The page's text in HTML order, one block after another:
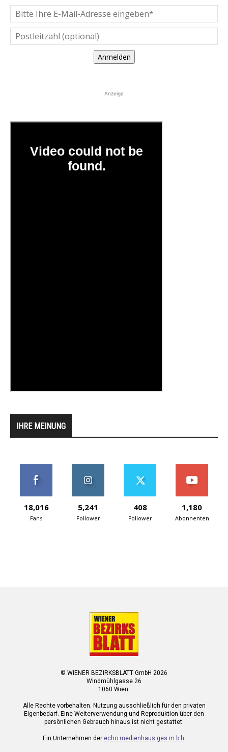
Anmelden
Anzeige
IHRE MEINUNG
18,016
Fans
5,241
Follower
408
Follower
1,180
Abonnenten
© WIENER BEZIRKSBLATT GmbH 2026
Windmühlgasse 26
1060 Wien.
Alle Rechte vorbehalten. Nutzung ausschließlich für den privaten
Eigenbedarf. Eine Weiterverwendung und Reproduktion über den
persönlichen Gebrauch hinaus ist nicht gestattet.
Ein Unternehmen der echo medienhaus ges.m.b.h.